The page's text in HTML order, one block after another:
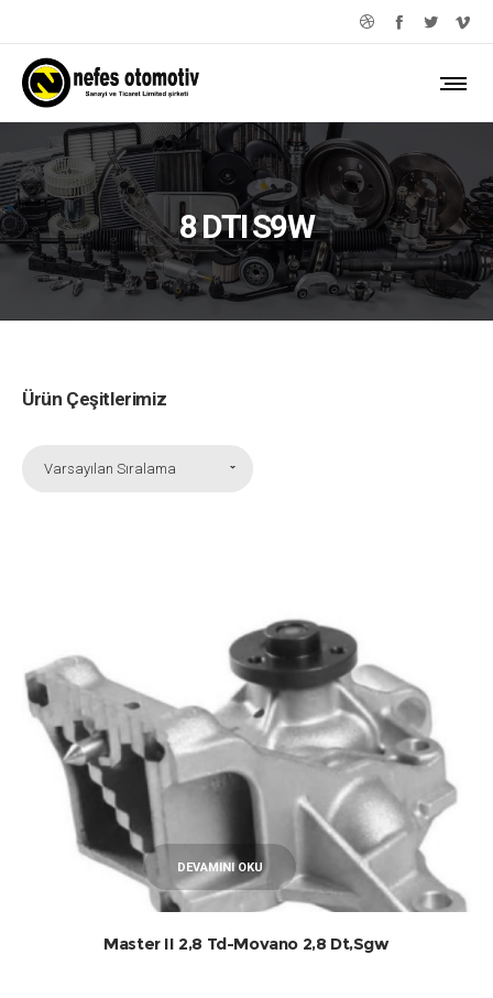
8 DTI S9W
Ürün Çeşitlerimiz
Varsayılan Sıralama
DEVAMINI OKU
Master II 2,8 Td-Movano 2,8 Dt,Sgw